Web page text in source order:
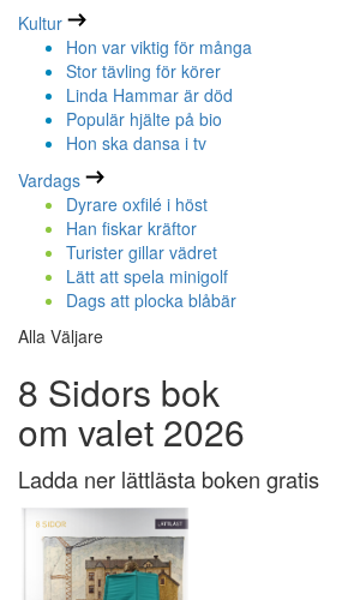
Kultur
Hon var viktig för många
Stor tävling för körer
Linda Hammar är död
Populär hjälte på bio
Hon ska dansa i tv
Vardags
Dyrare oxfilé i höst
Han fiskar kräftor
Turister gillar vädret
Lätt att spela minigolf
Dags att plocka blåbär
Alla Väljare
8 Sidors bok
om valet 2026
Ladda ner lättlästa boken gratis